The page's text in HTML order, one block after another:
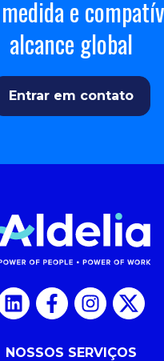
e
alcance global
Entrar em contato
NOSSOS SERVIÇOS